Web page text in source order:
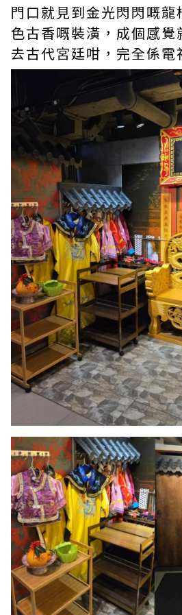
門口就見到金光閃閃嘅龍
色古香嘅裝潢，成個感覺
去古代宮廷咁，完全係電